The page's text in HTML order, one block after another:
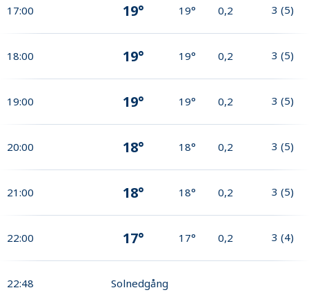
17:00 19° 19° 0,2 3 (5)
18:00 19° 19° 0,2 3 (5)
19:00 19° 19° 0,2 3 (5)
20:00 18° 18° 0,2 3 (5)
21:00 18° 18° 0,2 3 (5)
22:00 17° 17° 0,2 3 (4)
22:48 Solnedgång